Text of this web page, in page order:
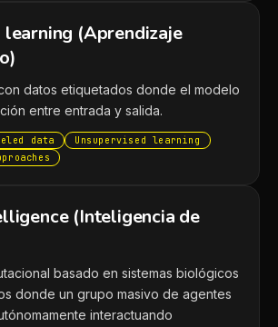
learning (Aprendizaje
datos etiquetados donde el modelo
entre entrada y salida.
data
Unsupervised learning
(Inteligencia de
basado en sistemas biológicos
donde un grupo masivo de agentes
interactuando